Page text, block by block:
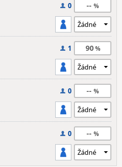
0 --
1 90
0 --
0 --